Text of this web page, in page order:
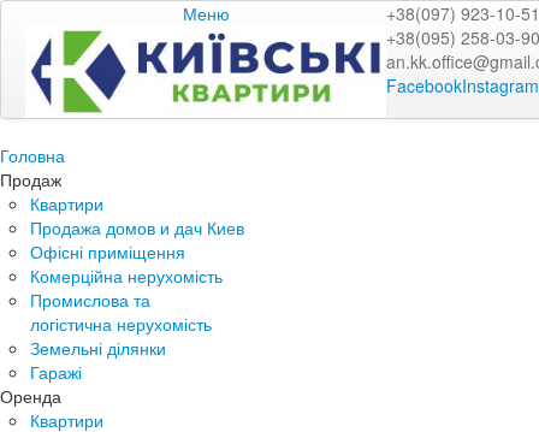
Меню
+38(097) 923-10-51
+38(095) 258-03-90
FacebookInstagram
Головна
Продаж
Квартири
Продажа домов и дач Киев
Офісні приміщення
Комерційна нерухомість
Промислова та
логістична нерухомість
Земельні ділянки
Гаражі
Оренда
Квартири